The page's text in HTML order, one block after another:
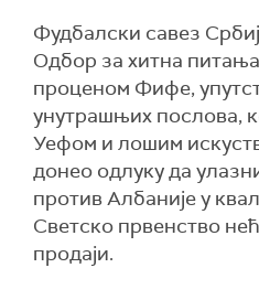
Фудбалски савез
Одбор за хитна
проценом Фифе,
унутрашњих послова,
Уефом и лошим
донео одлуку да
против Албаније у
Светско првенство
продаји.